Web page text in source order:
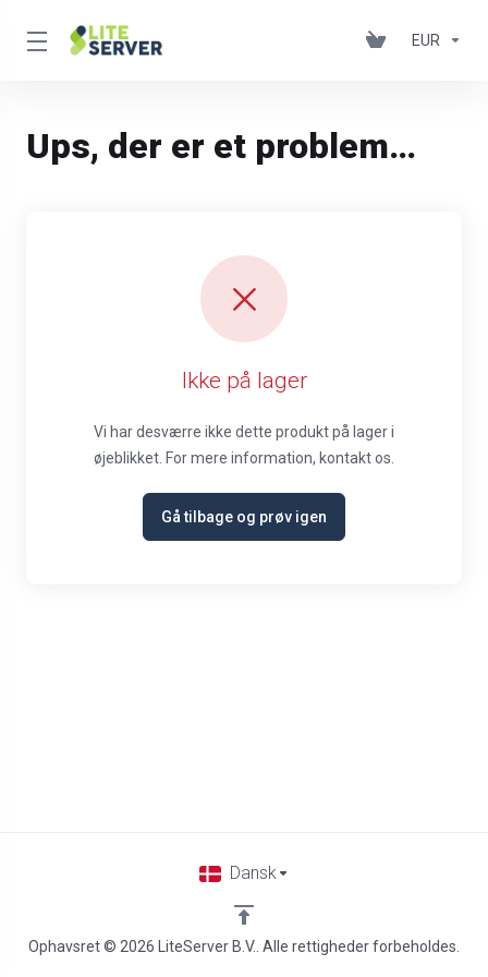
EUR
Ups, der er et problem…
Ikke på lager
Vi har desværre ikke dette produkt på lager i
øjeblikket. For mere information, kontakt os.
Gå tilbage og prøv igen
Ophavsret © 2026 LiteServer B.V.. Alle rettigheder forbeholdes.
Dansk